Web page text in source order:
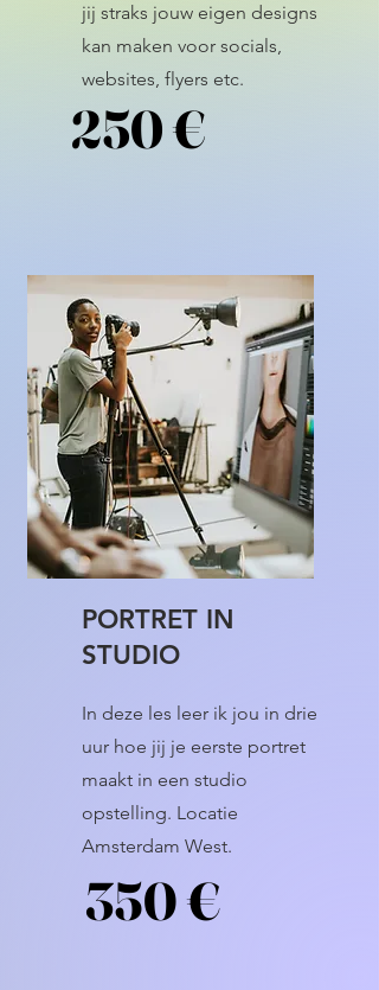
jij straks jouw eigen designs
kan maken voor socials,
websites, flyers etc.
PORTRET IN
STUDIO
In deze les leer ik jou in drie
uur hoe jij je eerste portret
maakt in een studio
opstelling. Locatie
Amsterdam West.
250 €
250 €
350 €
350 €